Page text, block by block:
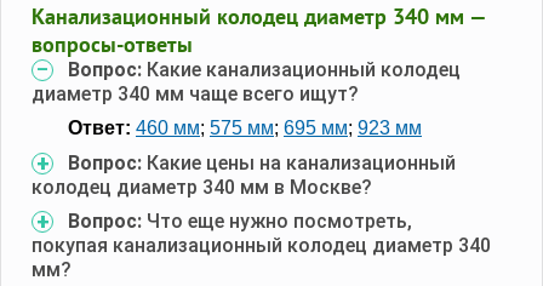
Канализационный колодец диаметр 340 мм —
вопросы-ответы
Вопрос: Какие канализационный колодец
диаметр 340 мм чаще всего ищут?
Ответ: 460 мм; 575 мм; 695 мм; 923 мм
Вопрос: Какие цены на канализационный
колодец диаметр 340 мм в Москве?
Вопрос: Что еще нужно посмотреть,
покупая канализационный колодец диаметр 340
мм?